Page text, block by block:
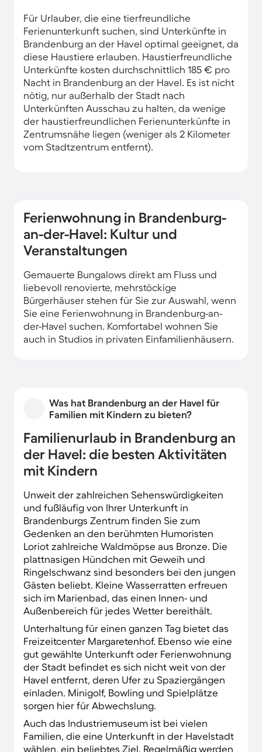
Für Urlauber, die eine tierfreundliche
Ferienunterkunft suchen, sind Unterkünfte in
Brandenburg an der Havel optimal geeignet, da
diese Haustiere erlauben. Haustierfreundliche
Unterkünfte kosten durchschnittlich 185 € pro
Nacht in Brandenburg an der Havel. Es ist nicht
nötig, nur außerhalb der Stadt nach
Unterkünften Ausschau zu halten, da wenige
der haustierfreundlichen Ferienunterkünfte in
Zentrumsnähe liegen (weniger als 2 Kilometer
vom Stadtzentrum entfernt).
Ferienwohnung in Brandenburg-
an-der-Havel: Kultur und
Veranstaltungen
Gemauerte Bungalows direkt am Fluss und
liebevoll renovierte, mehrstöckige
Bürgerhäuser stehen für Sie zur Auswahl, wenn
Sie eine Ferienwohnung in Brandenburg-an-
der-Havel suchen. Komfortabel wohnen Sie
auch in Studios in privaten Einfamilienhäusern.
Was hat Brandenburg an der Havel für
Familien mit Kindern zu bieten?
Familienurlaub in Brandenburg an
der Havel: die besten Aktivitäten
mit Kindern
Unweit der zahlreichen Sehenswürdigkeiten
und fußläufig von Ihrer Unterkunft in
Brandenburgs Zentrum finden Sie zum
Gedenken an den berühmten Humoristen
Loriot zahlreiche Waldmöpse aus Bronze. Die
plattnasigen Hündchen mit Geweih und
Ringelschwanz sind besonders bei den jungen
Gästen beliebt. Kleine Wasserratten erfreuen
sich im Marienbad, das einen Innen- und
Außenbereich für jedes Wetter bereithält.
Unterhaltung für einen ganzen Tag bietet das
Freizeitcenter Margaretenhof. Ebenso wie eine
gut gewählte Unterkunft oder Ferienwohnung
der Stadt befindet es sich nicht weit von der
Havel entfernt, deren Ufer zu Spaziergängen
einladen. Minigolf, Bowling und Spielplätze
sorgen hier für Abwechslung.
Auch das Industriemuseum ist bei vielen
Familien, die eine Unterkunft in der Havelstadt
wählen, ein beliebtes Ziel. Regelmäßig werden